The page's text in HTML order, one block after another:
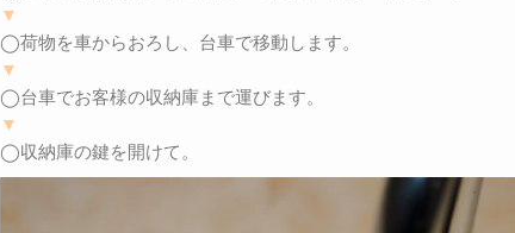
▼
◯荷物を車からおろし、台車で移動します。
▼
◯台車でお客様の収納庫まで運びます。
▼
◯収納庫の鍵を開けて。